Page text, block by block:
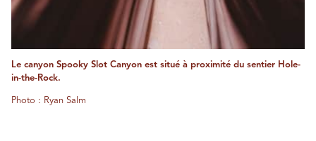
Le canyon Spooky Slot Canyon est situé à proximité du sentier Hole-
in-the-Rock.
Photo : Ryan Salm